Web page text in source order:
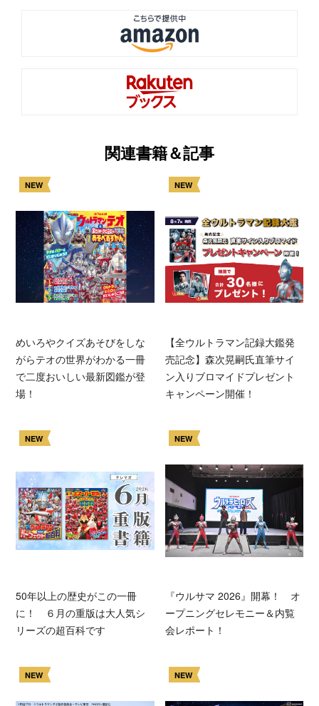
関連書籍＆記事
NEW
めいろやクイズあそびをしな
がらテオの世界がわかる一冊
で二度おいしい最新図鑑が登
場！
NEW
【全ウルトラマン記録大鑑発
売記念】森次晃嗣氏直筆サイ
ン入りブロマイドプレゼント
キャンペーン開催！
NEW
50年以上の歴史がこの一冊
に！ ６月の重版は大人気シ
リーズの超百科です
NEW
『ウルサマ 2026』開幕！ オ
ープニングセレモニー＆内覧
会レポート！
NEW NEW